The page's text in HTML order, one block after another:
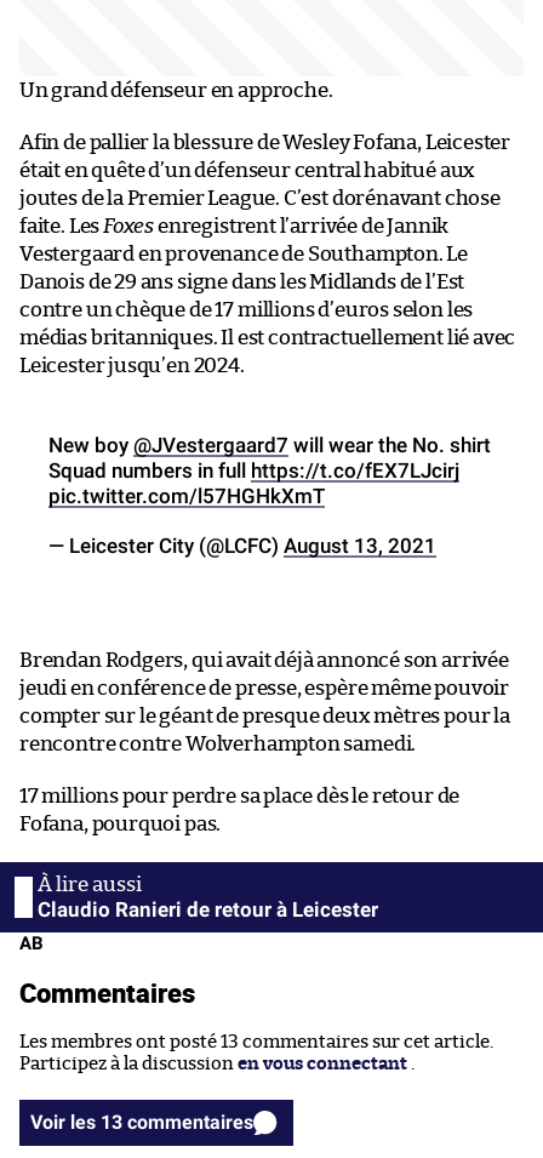
Un grand défenseur en approche.
Afin de pallier la blessure de Wesley Fofana, Leicester
était en quête d’un défenseur central habitué aux
joutes de la Premier League. C’est dorénavant chose
faite. Les Foxesenregistrent l’arrivée de Jannik
Vestergaard en provenance de Southampton. Le
Danois de 29 ans signe dans les Midlands de l’Est
contre un chèque de 17 millions d’euros selon les
médias britanniques. Il est contractuellement lié avec
Leicester jusqu’en 2024.
New boy @JVestergaard7 will wear the No. shirt
Squad numbers in full https://t.co/fEX7LJcirj
pic.twitter.com/l57HGHkXmT
— Leicester City (@LCFC) August 13, 2021
Brendan Rodgers, qui avait déjà annoncé son arrivée
jeudi en conférence de presse, espère même pouvoir
compter sur le géant de presque deux mètres pour la
rencontre contre Wolverhampton samedi.
17 millions pour perdre sa place dès le retour de
Fofana, pourquoi pas.
Claudio Ranieri de retour à Leicester
AB
Commentaires
Les membres ont posté 13 commentaires sur cet article.
Participez à la discussion en vous connectant
Voir les 13 commentaires